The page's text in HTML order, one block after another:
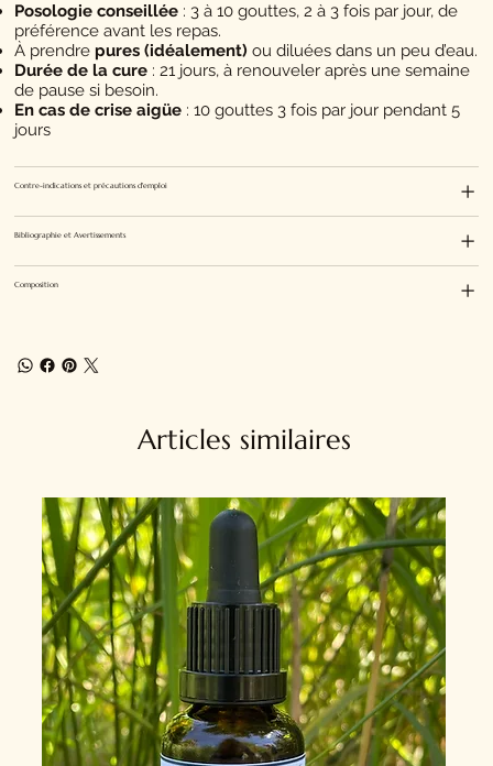
Posologie conseillée : 3 à 10 gouttes, 2 à 3 fois par jour, de
préférence avant les repas.
À prendre pures (idéalement) ou diluées dans un peu d’eau.
Durée de la cure : 21 jours, à renouveler après une semaine
de pause si besoin.
En cas de crise aigüe : 10 gouttes 3 fois par jour pendant 5
jours
Contre-indications et précautions d'emploi
Bibliographie et Avertissements
Composition
Articles similaires